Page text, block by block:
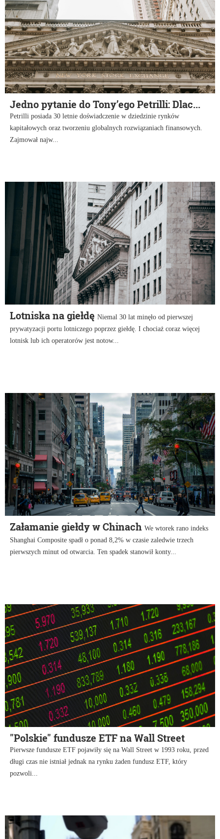
Jedno pytanie do Tony’ego Petrilli: Dlac...
Petrilli posiada 30 letnie doświadczenie w dziedzinie rynków
kapitałowych oraz tworzeniu globalnych rozwiązaniach finansowych.
Zajmował najw...
Lotniska na giełdę Niemal 30 lat minęło od pierwszej
prywatyzacji portu lotniczego poprzez giełdę. I chociaż coraz więcej
lotnisk lub ich operatorów jest notow...
Załamanie giełdy w Chinach We wtorek rano indeks
Shanghai Composite spadł o ponad 8,2% w czasie zaledwie trzech
pierwszych minut od otwarcia. Ten spadek stanowił konty...
"Polskie" fundusze ETF na Wall Street
Pierwsze fundusze ETF pojawiły się na Wall Street w 1993 roku, przed
długi czas nie istniał jednak na rynku żaden fundusz ETF, który
pozwoli...